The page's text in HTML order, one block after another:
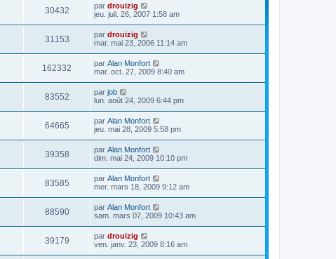
30432 par drouizig
jeu. juil. 26, 2007 1:58 am
31153 par drouizig
mar. mai 23, 2006 11:14 am
162332 par Alan Monfort
mar. oct. 27, 2009 8:40 am
83552 par job
lun. août 24, 2009 6:44 pm
64665 par Alan Monfort
jeu. mai 28, 2009 5:58 pm
39358 par Alan Monfort
dim. mai 24, 2009 10:10 pm
83585 par Alan Monfort
mer. mars 18, 2009 9:12 am
88590 par Alan Monfort
sam. mars 07, 2009 10:43 am
39179 par drouizig
ven. janv. 23, 2009 8:16 am